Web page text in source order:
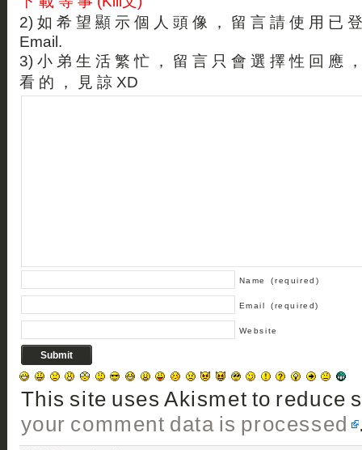
2) 如 希 望 顯 示 個 人 頭 像 ， 留 言 請 使 用 已
Email.
3) 小 弟 生 活 繁 忙 ， 留 言 只 會 選 擇 性 回 應
看 的 ， 見 諒 XD
Name (required)
Email (required)
Website
This site uses Akismet to reduce
your comment data is processed